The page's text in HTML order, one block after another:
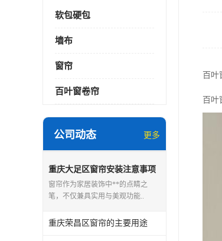
软包硬包
墙布
窗帘
百叶窗卷帘
公司动态 更多
重庆大足区窗帘安装注意事项
窗帘作为家居装饰中**的点睛之
笔，不仅兼具实用与美观功能..
重庆荣昌区窗帘的主要用途
百叶
百叶